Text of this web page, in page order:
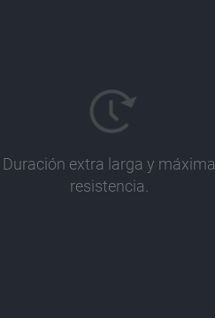
Duración extra larga y máxima
resistencia.